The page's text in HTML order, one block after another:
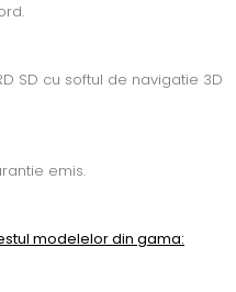
SD cu softul de navigatie 3D
emis.
modelelor din gama: